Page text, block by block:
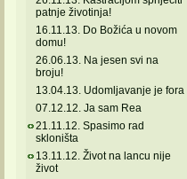
patnje životinja!
16.11.13. Do Božića u novom
domu!
26.06.13. Na jesen svi na
broju!
13.04.13. Udomljavanje je fora
07.12.12. Ja sam Rea
21.11.12. Spasimo rad
skloništa
13.11.12. Život na lancu nije
život